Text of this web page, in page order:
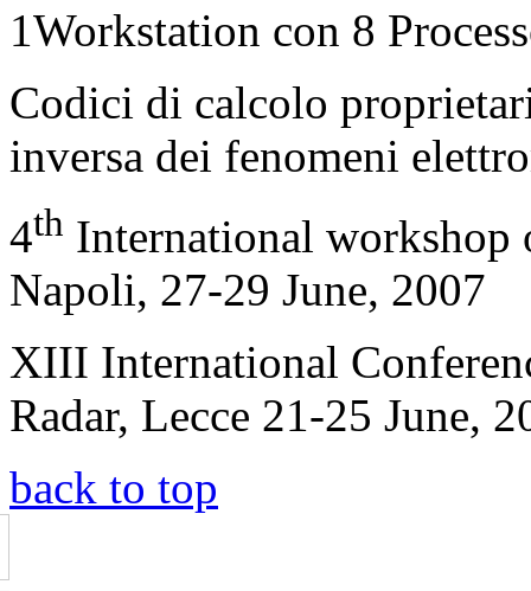
1Workstation con 8
Codici di calcolo
inversa dei fenomeni
4th International workshop
Napoli, 27-29 June, 2007
XIII International
Radar, Lecce 21-25 June,
back to top